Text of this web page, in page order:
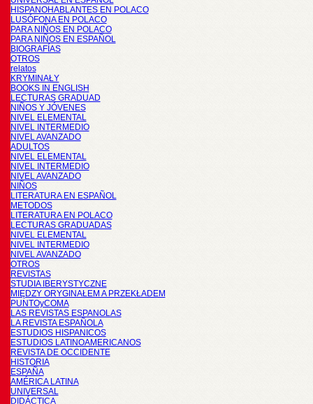
HISPANOHABLANTES EN POLACO
LUSÓFONA EN POLACO
PARA NIÑOS EN POLACO
PARA NIÑOS EN ESPAÑOL
BIOGRAFÍAS
OTROS
relatos
KRYMINAŁY
BOOKS IN ENGLISH
LECTURAS GRADUAD
NIÑOS Y JÓVENES
NIVEL ELEMENTAL
NIVEL INTERMEDIO
NIVEL AVANZADO
ADULTOS
NIVEL ELEMENTAL
NIVEL INTERMEDIO
NIVEL AVANZADO
NIÑOS
LITERATURA EN ESPAÑOL
METODOS
LITERATURA EN POLACO
LECTURAS GRADUADAS
NIVEL ELEMENTAL
NIVEL INTERMEDIO
NIVEL AVANZADO
OTROS
REVISTAS
STUDIA IBERYSTYCZNE
MIĘDZY ORYGINAŁEM A PRZEKŁADEM
PUNTOyCOMA
LAS REVISTAS ESPANOLAS
LA REVISTA ESPAÑOLA
ESTUDIOS HISPANICOS
ESTUDIOS LATINOAMERICANOS
REVISTA DE OCCIDENTE
HISTORIA
ESPAÑA
AMÉRICA LATINA
UNIVERSAL
DIDÁCTICA